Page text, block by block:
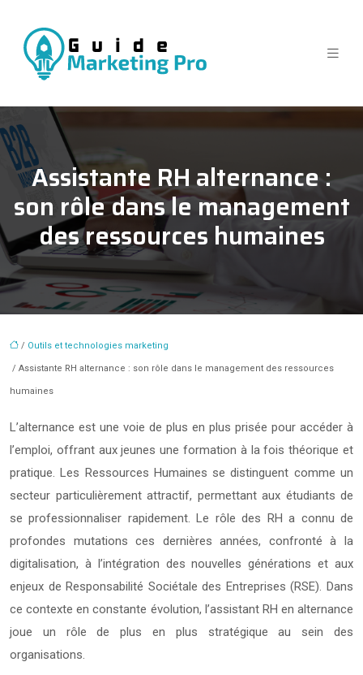
Assistante RH alternance :
son rôle dans le management
des ressources humaines
/ Outils et technologies marketing
/ Assistante RH alternance : son rôle dans le management des ressources
humaines
L’alternance est une voie de plus en plus prisée pour accéder à
l’emploi, offrant aux jeunes une formation à la fois théorique et
pratique. Les Ressources Humaines se distinguent comme un
secteur particulièrement attractif, permettant aux étudiants de
se professionnaliser rapidement. Le rôle des RH a connu de
profondes mutations ces dernières années, confronté à la
digitalisation, à l’intégration des nouvelles générations et aux
enjeux de Responsabilité Sociétale des Entreprises (RSE). Dans
ce contexte en constante évolution, l’assistant RH en alternance
joue un rôle de plus en plus stratégique au sein des
organisations.